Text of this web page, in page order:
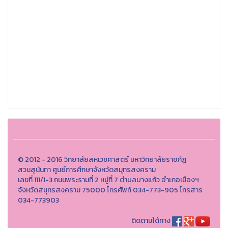
© 2012 - 2016 วิทยาลัยสหเวชศาสตร์ มหาวิทยาลัยราชภัฏ
สวนสุนันทา ศูนย์การศึกษาจังหวัดสมุทรสงคราม
เลขที่ 111/1-3 ถนนพระรามที่ 2 หมู่ที่ 7 ตำบลบางแก้ว อำเภอเมืองฯ
จังหวัดสมุทรสงคราม 75000 โทรศัพท์ 034-773-905 โทรสาร
034-773903
ติดตามได้ทาง